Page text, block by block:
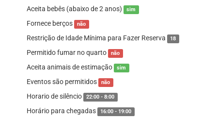
Aceita bebês (abaixo de 2 anos) sim
Fornece berços não
Restrição de Idade Mínima para Fazer Reserva 18
Permitido fumar no quarto não
Aceita animais de estimação sim
Eventos são permitidos não
Horario de silêncio 22:00 - 8:00
Horário para chegadas 16:00 - 19:00